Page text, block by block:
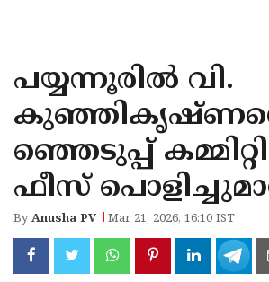
KANNUR
KASARAGOD
പയ്യന്നൂരിൽ വി.
ഞ്ഞെടുപ്പ്
ഫീസ്
ByAnusha PV Mar 21, 2026, 16:10 IST